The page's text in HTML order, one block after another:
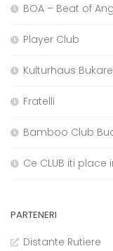
BOA – Beat of
Player Club
Kulturhaus
Fratelli
Bamboo Club
Ce CLUB iti place
PARTENERI
Distante Rutiere